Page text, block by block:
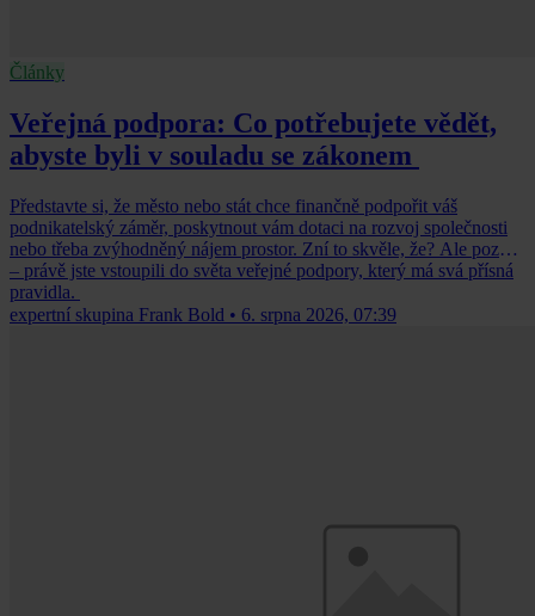
Články
Veřejná podpora: Co potřebujete vědět,
abyste byli v souladu se zákonem
Představte si, že město nebo stát chce finančně podpořit váš
podnikatelský záměr, poskytnout vám dotaci na rozvoj společnosti
nebo třeba zvýhodněný nájem prostor. Zní to skvěle, že? Ale pozor
– právě jste vstoupili do světa veřejné podpory, který má svá přísná
pravidla.
expertní skupina Frank Bold • 6. srpna 2026, 07:39